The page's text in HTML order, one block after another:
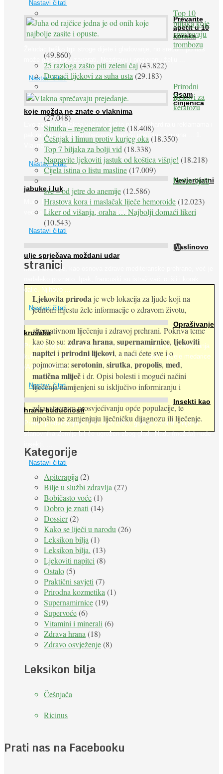
Nastavi čitati
Prevarite
apetit u 10
koraka
Želudac teško trpi stroge dijete i gladovanje, no srećom po nas
može ga se lako zavarati. Nezdravu i pretjeranu želju ...
Nastavi čitati
Osam
činjenica
koje možda ne znate o vlaknima
Evo zašto su vlakna važna i zašto nas bombardiraju reklamama i
pakiranjima u kojima obećavaju najviši postotak vlakana ... 1.
Vlakna ...
Nastavi čitati
Nevjerojatni
jabuke i luk
Muče li vas tegobe vezane uz srce, oči i živce, od kojih pati
većina dijabetičara u kasnijem stadiju bolesti, jabuke ...
Nastavi čitati
Maslinovo
ulje sprječava moždani udar
Maslinovo ulje, kao osnova zdrave mediteranske prehrane, već je
dalje. Njihovo ...
Nastavi čitati
Oprašivanje
krušaka
Pri podizanju nasada kruške zanemaruje se problem oprašivanja
kukcima jer vlada uvjerenje da će krušku oprašiti pčele medarice
(Apis mellifera). ...
Nastavi čitati
Insekti kao
hrana budućnosti
Prema predviđanjima FAO-a do 2050. godine život 9 milijardi
stanovnika Zemlje bit će ugrožen zbog gladi. Nadu (možda) nude
Nastavi čitati
Top 10
biljaka koje
sprečavaju
trombozu
(49.860)
25 razloga zašto piti zeleni čaj(43.822)
Domaći lijekovi za suha usta (29.183)
Prirodni
lijekovi za
keratozu
(27.048)
Sirutka – regenerator jetre(18.408)
Češnjak i limun protiv kurjeg oka (18.350)
Top 7 biljaka za bolji vid (18.338)
Napravite ljekoviti jastuk od koštica višnje! (18.218)
Cijela istina o listu masline(17.009)
Peršin liječi
sve – od jetre do anemije(12.586)
Hrastova kora i maslačak liječe hemoroide(12.023)
Liker od višanja, oraha … Najbolji domaći likeri
(10.543)
O
stranici
Ljekovita priroda je web lokacija za ljude koji na
jednom mjestu žele informacije o zdravom životu,
alternativnom liječenju i zdravoj prehrani. Pokriva teme
kao što su: zdrava hrana, supernamirnice, ljekoviti
napitciiprirodni lijekovi, a naći ćete sve i o
pojmovima: serotonin, sirutka, propolis, med,
matična mliječi dr. Opisi bolesti i mogući načini
liječenja namijenjeni su isključivo informiranju i
zdravstvenom prosvjećivanju opće populacije, te
nipošto ne zamjenjuju liječničku dijagnozu ili liječenje.
Kategorije
Apiterapija (2)
Bilje u službi zdravlja (27)
Bobičasto voće(1)
Dobro je znati (14)
Dossier(2)
Kako se liječi u narodu (26)
Leksikon bilja (1)
Leksikon bilja. (13)
Ljekoviti napitci (8)
Ostalo(5)
Praktični savjeti (7)
Prirodna kozmetika (1)
Supernamirnice(19)
Supervoće(6)
Vitamini i minerali (6)
Zdrava hrana (18)
Zdravo osvježenje(8)
Leksikon bilja
Češnjača
Ricinus
Prati nas na Facebooku